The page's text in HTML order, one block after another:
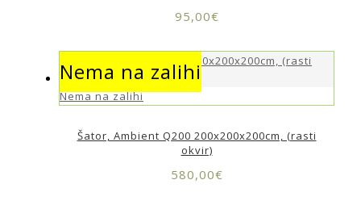
95,00€
Nema na zalihi
Nema na zalihi
Šator, Ambient Q200 200x200x200cm, (rasti
okvir)
580,00€